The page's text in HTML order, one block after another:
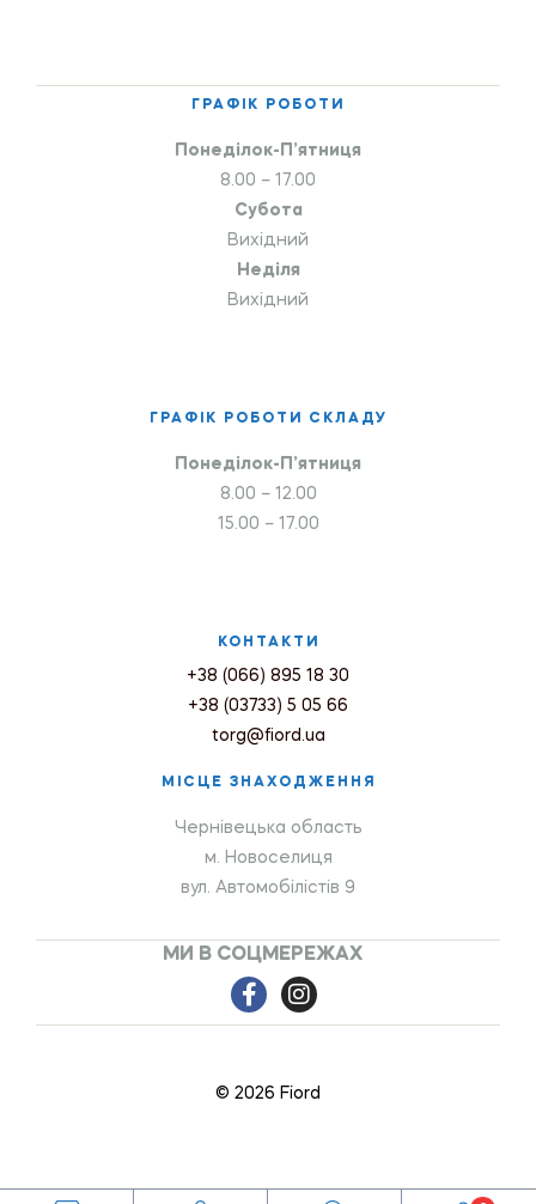
ГРАФІК РОБОТИ
Понеділок-П’ятниця
8.00 – 17.00
Субота
Вихідний
Неділя
Вихідний
ГРАФІК РОБОТИ СКЛАДУ
Понеділок-П’ятниця
8.00 – 12.00
15.00 – 17.00
КОНТАКТИ
+38 (066) 895 18 30
+38 (03733) 5 05 66
torg@fiord.ua
МІСЦЕ ЗНАХОДЖЕННЯ
Чернівецька область
м. Новоселиця
вул. Автомобілістів 9
МИ В СОЦМЕРЕЖАХ
© 2026 Fiord